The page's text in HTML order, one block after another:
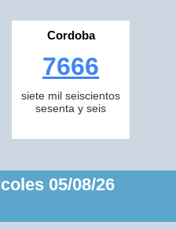
Cordoba
7666
siete mil seiscientos
sesenta y seis
05/08/26